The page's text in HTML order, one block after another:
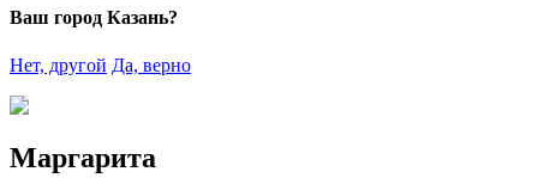
Ваш город Казань?
Нет, другой Да, верно
Маргарита